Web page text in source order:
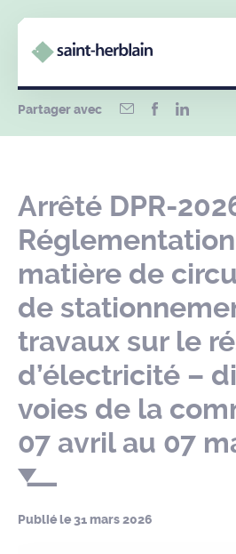
Partager avec
Arrêté DPR-
matière de
de
travaux sur le
d’électricité –
voies de la
07 avril au 07
Publié le31 mars 2026